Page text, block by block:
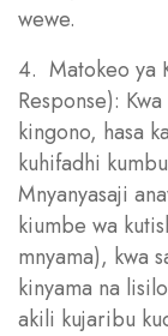
wewe.
4. Matokeo ya
Response):
kingono, hasa
kuhifadhi
Mnyanyasaji
kiumbe wa
mnyama), kwa
kinyama na
akili kujaribu